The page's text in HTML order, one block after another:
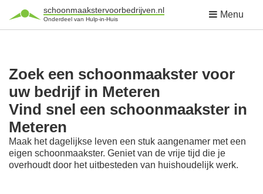
schoonmaakstervoorbedrijven.nl
Onderdeel van Hulp-in-Huis Menu
Zoek een schoonmaakster voor
uw bedrijf in Meteren
Vind snel een schoonmaakster in
Meteren
Maak het dagelijkse leven een stuk aangenamer met een
eigen schoonmaakster. Geniet van de vrije tijd die je
overhoudt door het uitbesteden van huishoudelijk werk.